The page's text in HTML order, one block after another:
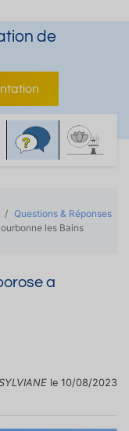
de
Questions & Réponses
les Bains
a
le 10/08/2023